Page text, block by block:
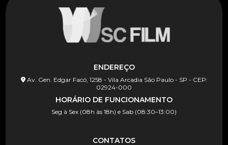
ENDEREÇO
Av. Gen. Edgar Facó, 1258 - Vila Arcadia São Paulo - SP - CEP:
02924-000
HORÁRIO DE FUNCIONAMENTO
Seg à Sex (08h às 18h) e Sab (08:30–13:00)
CONTATOS